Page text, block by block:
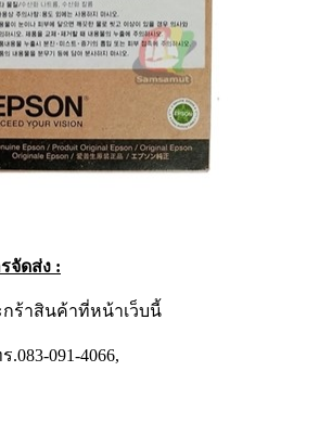
จัดส่ง :
ร้าสินค้าที่หน้าเว็บนี้
091-4066,